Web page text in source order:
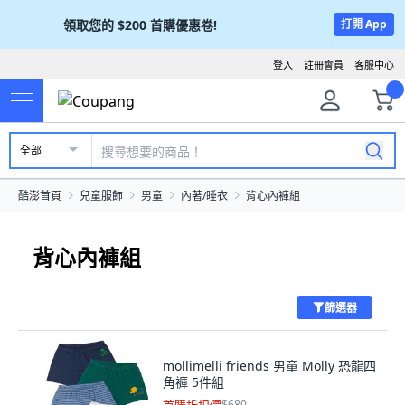
領取您的 $200 首購優惠卷! 打開 App
客服中心
註冊會員
登入
全部
酷澎首頁 兒童服飾 男童 內著/睡衣 背心內褲組
背心內褲組
篩選器
mollimelli friends 男童 Molly 恐龍四
角褲 5件組